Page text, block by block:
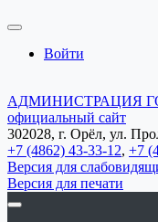
Войти
АДМИНИСТРАЦИЯ
официальный сайт
302028, г. Орёл, ул.
+7 (4862) 43-33-12, +7
Версия для
Версия для печати